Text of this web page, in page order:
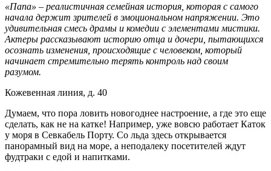
«Папа» – реалистичная семейная история, которая с самого
начала держит зрителей в эмоциональном напряжении. Это
удивительная смесь драмы и комедии с элементами мистики.
Актеры рассказывают историю отца и дочери, пытающихся
осознать изменения, происходящие с человеком, который
начинает стремительно терять контроль над своим
разумом.
Кожевенная линия, д. 40
Думаем, что пора ловить новогоднее настроение, а где это еще
сделать, как не на катке! Например, уже вовсю работает Каток
у моря в Севкабель Порту. Со льда здесь открывается
панорамный вид на море, а неподалеку посетителей ждут
фудтраки с едой и напитками.